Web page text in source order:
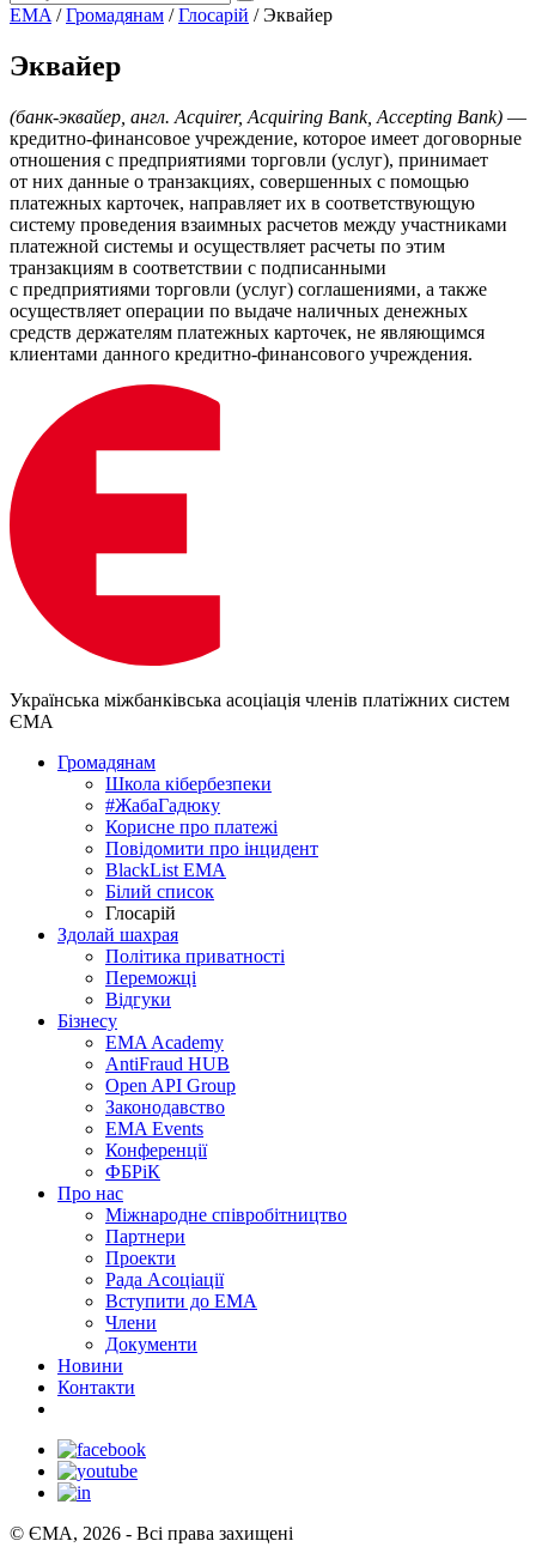
EMA /Громадянам /Глосарій /Эквайер
Эквайер
(банк-эквайер, англ. Acquirer, Acquiring Bank, Accepting Bank) —
кредитно-финансовое учреждение, которое имеет договорные
отношения с предприятиями торговли (услуг), принимает
от них данные о транзакциях, совершенных с помощью
платежных карточек, направляет их в соответствующую
систему проведения взаимных расчетов между участниками
платежной системы и осуществляет расчеты по этим
транзакциям в соответствии с подписанными
с предприятиями торговли (услуг) соглашениями, а также
осуществляет операции по выдаче наличных денежных
средств держателям платежных карточек, не являющимся
клиентами данного кредитно-финансового учреждения.
Українська міжбанківська асоціація членів платіжних систем
ЄМА
Громадянам
Школа кібербезпеки
#ЖабаГадюку
Корисне про платежі
Повідомити про інцидент
BlackList EMA
Білий список
Глосарій
Здолай шахрая
Політика приватності
Переможцi
Відгуки
Бізнесу
EMA Academy
AntiFraud HUB
Open API Group
Законодавство
EMA Events
Конференції
ФБРіК
Про нас
Міжнародне співробітництво
Партнери
Проекти
Рада Асоціації
Вступити до ЕМА
Члени
Документи
Новини
Контакти
© ЄМА, 2026 - Всі права захищені